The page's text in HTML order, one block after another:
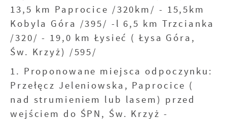
13,5 km Paprocice /320km/ - 15,5km
Kobyla Góra /395/ -l 6,5 km Trzcianka
/320/ - 19,0 km Łysieć ( Łysa Góra,
Św. Krzyż) /595/
1. Proponowane miejsca odpoczynku:
Przełęcz Jeleniowska, Paprocice (
nad strumieniem lub lasem) przed
wejściem do ŚPN, Św. Krzyż -
preferencji. Wyrażenie zgody na
funkcjonalne i personalizacyjne pliki cookies
gwarantuje dostępność większej ilości
funkcji na stronie.
Analityczne pliki cookies pomagają nam
rozwijać się i dostosowywać do Twoich
potrzeb.
Cookies analityczne pozwalają na uzyskanie
witryny internetowej, miejsca oraz
częstotliwości, z jaką odwiedzane są nasze
serwisy www. Dane pozwalają nam na ocenę
naszych serwisów internetowych pod
względem ich popularności wśród
Więcej
Reklamowe
Dzięki reklamowym plikom cookies
prezentujemy Ci najciekawsze informacje i